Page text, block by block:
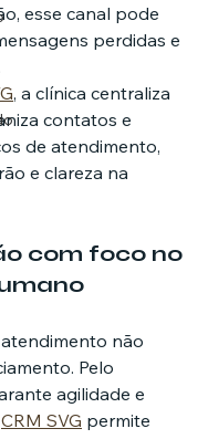
esse canal pode
perdidas e
, a clínica centraliza
contatos e
de atendimento,
e clareza na
com foco no
não
Pelo
agilidade e
CRM SVG permite